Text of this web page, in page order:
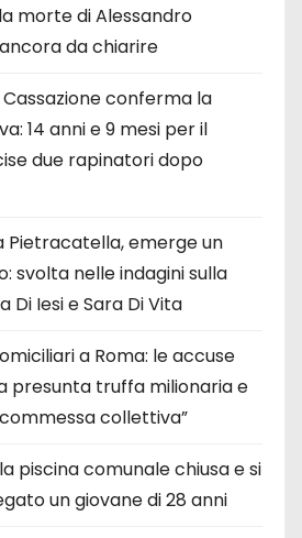
morte di Alessandro
da chiarire
conferma la
14 anni e 9 mesi per il
due rapinatori dopo
Pietracatella, emerge un
svolta nelle indagini sulla
Di Iesi e Sara Di Vita
a Roma: le accuse
presunta truffa milionaria e
collettiva”
piscina comunale chiusa e si
un giovane di 28 anni